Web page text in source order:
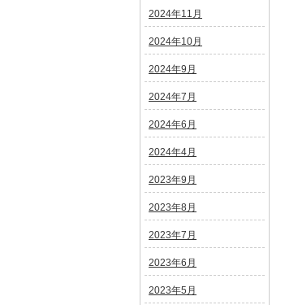
2024年11月
2024年10月
2024年9月
2024年7月
2024年6月
2024年4月
2023年9月
2023年8月
2023年7月
2023年6月
2023年5月